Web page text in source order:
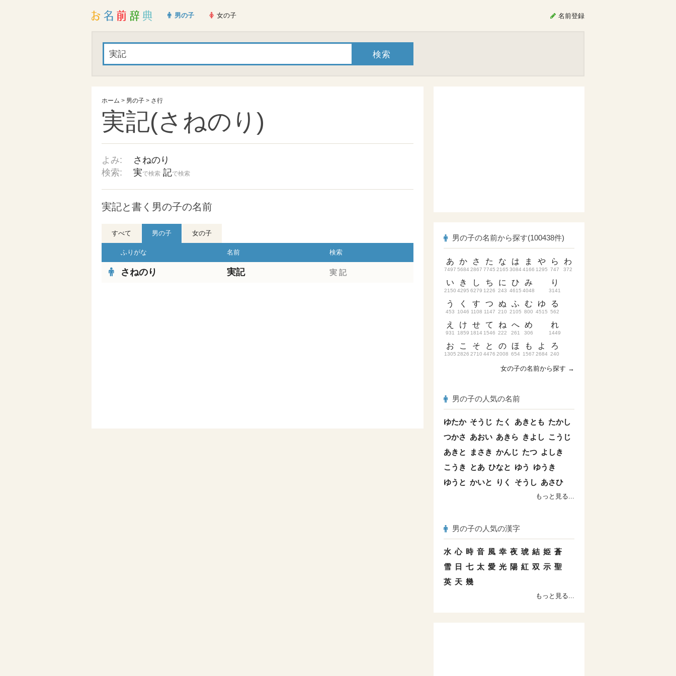
男の子 女の子 名前登録
ホーム > 男の子 > さ行
実記(さねのり)
よみ:
さねのり
検索:
実で検索 記で検索
実記と書く男の子の名前
すべて 男の子 女の子
ふりがな 名前 検索
さねのり 実記 実 記
男の子の名前から探す(100438件)
あ
7497
い
2150
う
453
え
931
お
1305
か
5684
き
4295
く
1046
け
1859
こ
2826
さ
2867
し
6279
す
1108
せ
1814
そ
2710
た
7745
ち
1226
つ
1147
て
1546
と
4476
な
2165
に
243
ぬ
210
ね
222
の
2008
は
3084
ひ
4615
ふ
2105
へ
261
ほ
654
ま
4166
み
4048
む
800
め
306
も
1567
や
1295
ゆ
4515
よ
2684
ら
747
り
3141
る
562
れ
1449
ろ
240
わ
372
女の子の名前から探す →
男の子の人気の名前
ゆたか そうじ たく あきとも たかし
つかさ あおい あきら きよし こうじ
あきと
まさき かんじ たつ よしき
こうき
とあ ひなと ゆう
ゆうき
ゆうと かいと りく そうし あさひ
もっと見る...
男の子の人気の漢字
水 心 時 音 風 幸 夜 琥 結 姫 蒼
雪
日 七 太 愛 光 陽 紅 双 示 聖
英 天 幾
もっと見る...